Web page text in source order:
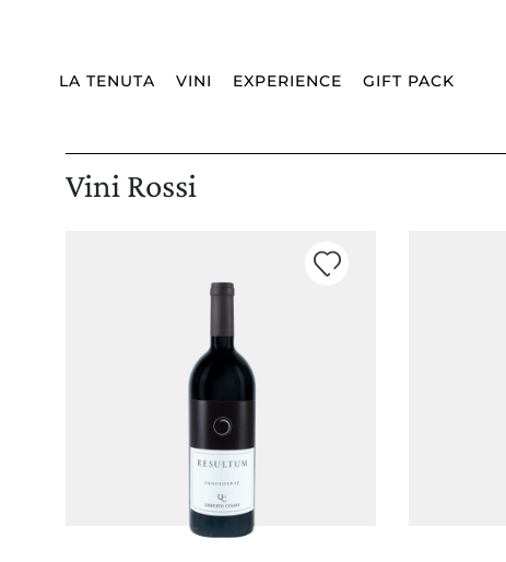
LA TENUTA VINI EXPERIENCE GIFT PACK
Vini Rossi